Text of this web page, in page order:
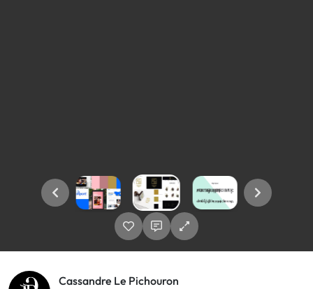
Cassandre Le Pichouron